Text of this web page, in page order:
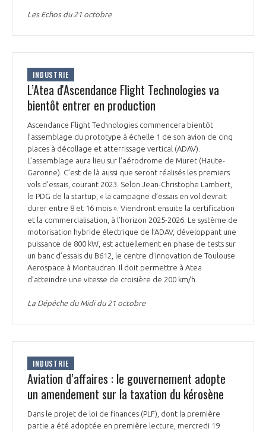
Les Echos du 21 octobre
INDUSTRIE
L’Atea d'Ascendance Flight Technologies va
bientôt entrer en production
Ascendance Flight Technologies commencera bientôt
l’assemblage du prototype à échelle 1 de son avion de cinq
places à décollage et atterrissage vertical (ADAV).
L’assemblage aura lieu sur l’aérodrome de Muret (Haute-
Garonne). C’est de là aussi que seront réalisés les premiers
vols d’essais, courant 2023. Selon Jean-Christophe Lambert,
le PDG de la startup, « la campagne d’essais en vol devrait
durer entre 8 et 16 mois ». Viendront ensuite la certification
et la commercialisation, à l’horizon 2025-2026. Le système de
motorisation hybride électrique de l’ADAV, développant une
puissance de 800 kW, est actuellement en phase de tests sur
un banc d’essais du B612, le centre d’innovation de Toulouse
Aerospace à Montaudran. Il doit permettre à Atea
d’atteindre une vitesse de croisière de 200 km/h.
La Dépêche du Midi du 21 octobre
INDUSTRIE
Aviation d’affaires : le gouvernement adopte
un amendement sur la taxation du kérosène
Dans le projet de loi de finances (PLF), dont la première
partie a été adoptée en première lecture, mercredi 19